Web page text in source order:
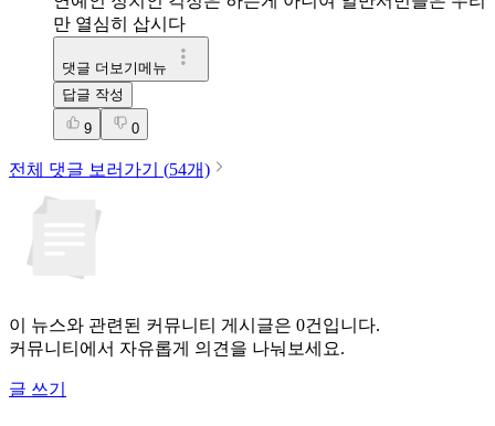
만 열심히 삽시다
댓글 더보기메뉴
답글 작성
9 0
전체 댓글 보러가기 (54개)
이 뉴스와 관련된 커뮤니티 게시글은 0건입니다.
커뮤니티에서 자유롭게 의견을 나눠보세요.
글 쓰기